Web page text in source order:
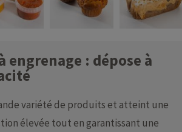
engrenage : dépose à
variété de produits et atteint une
élevée tout en garantissant une